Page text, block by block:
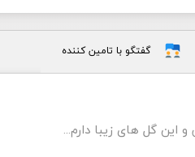
گفتگو با تامین کننده
این گل های زیبا دارم...